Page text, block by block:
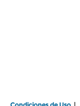
Condiciones de Uso |